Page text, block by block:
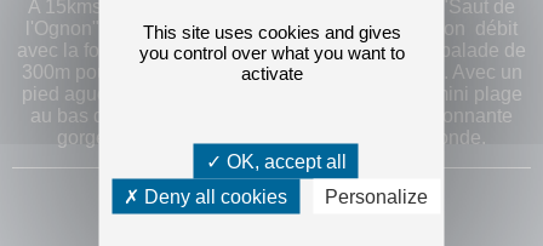
A 15kms de chaletsrandovosges, la cascade du "Saut de
l'Ognon" aux "Mille Etangs" est au maximun de son débit
avec la fonte des neiges. Depuis un parking, une balade de
300m pour profiter de ce bel endroit libre d'accès. Avec un
pied aguérri aux roches, on accède aussi à une mini plage
au bas de la rivière dans une grande et impressionnante
gorge formant une grande réserve d'eau profonde.
Les autres actualités
This site uses cookies and gives
you control over what you want to
activate
OK, accept all
Deny all cookies
Personalize